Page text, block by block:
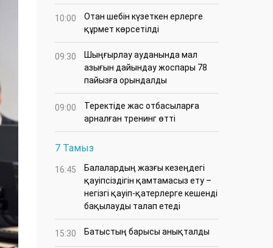
10:00
Отан шебін күзеткен ерлерге
құрмет көрсетілді
09:30
​Шыңғырлау ауданында мал
азығын дайындау жоспары 78
пайызға орындалды
09:00
​Теректіде жас отбасыларға
арналған тренинг өтті
7 Тамыз
16:45
Балалардың жазғы кезеңдегі
қауіпсіздігін қамтамасыз ету –
негізгі қауіп-қатерлерге кешенді
бақылауды талап етеді
15:30 Батыстың барысы анықталды